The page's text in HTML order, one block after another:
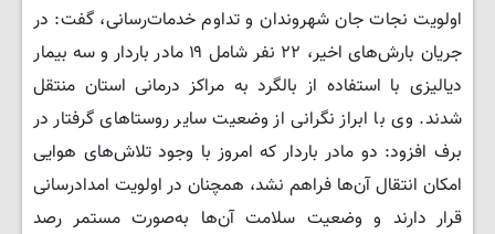
اولویت نجات جان شهروندان و تداوم خدمات‌رسانی، گفت: در
جریان بارش‌های اخیر، ۲۲ نفر شامل ۱۹ مادر باردار و سه بیمار
دیالیزی با استفاده از بالگرد به مراکز درمانی استان منتقل
شدند. وی با ابراز نگرانی از وضعیت سایر روستاهای گرفتار در
برف افزود: دو مادر باردار که امروز با وجود تلاش‌های هوایی
امکان انتقال آن‌ها فراهم نشد، همچنان در اولویت امدادرسانی
قرار دارند و وضعیت سلامت آن‌ها به‌صورت مستمر رصد